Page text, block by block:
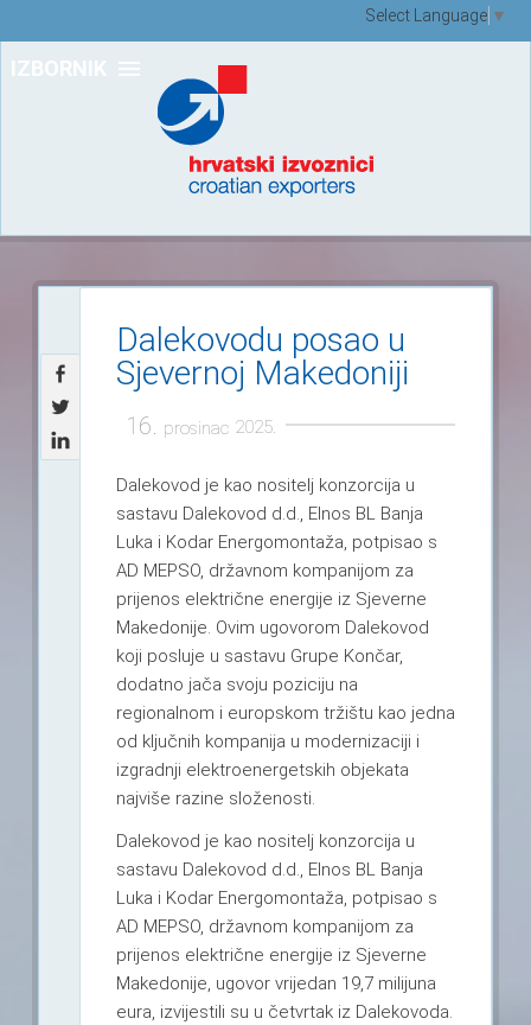
IZBORNIK
Select Language ▼
Dalekovodu posao u
Sjevernoj Makedoniji
16. prosinac 2025.
Dalekovod je kao nositelj konzorcija u
sastavu Dalekovod d.d., Elnos BL Banja
Luka i Kodar Energomontaža, potpisao s
AD MEPSO, državnom kompanijom za
prijenos električne energije iz Sjeverne
Makedonije. Ovim ugovorom Dalekovod
koji posluje u sastavu Grupe Končar,
dodatno jača svoju poziciju na
regionalnom i europskom tržištu kao jedna
od ključnih kompanija u modernizaciji i
izgradnji elektroenergetskih objekata
najviše razine složenosti.
Dalekovod je kao nositelj konzorcija u
sastavu Dalekovod d.d., Elnos BL Banja
Luka i Kodar Energomontaža, potpisao s
AD MEPSO, državnom kompanijom za
prijenos električne energije iz Sjeverne
Makedonije, ugovor vrijedan 19,7 milijuna
eura, izvijestili su u četvrtak iz Dalekovoda.